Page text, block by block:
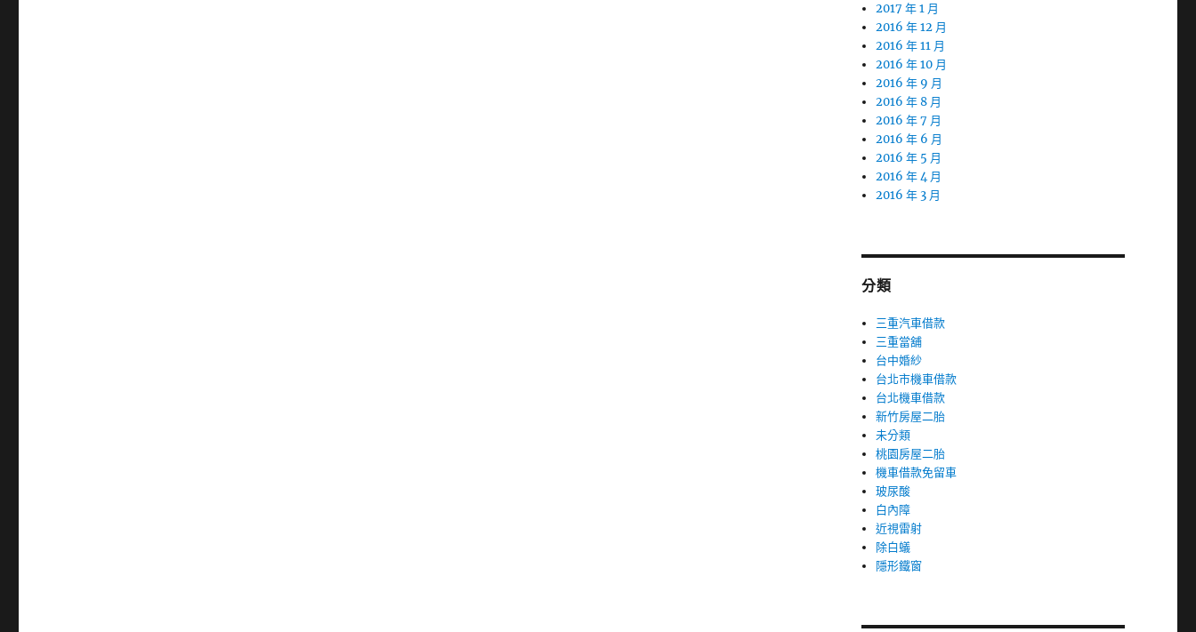
2017 年 1 月
2016 年 12 月
2016 年 11 月
2016 年 10 月
2016 年 9 月
2016 年 8 月
2016 年 7 月
2016 年 6 月
2016 年 5 月
2016 年 4 月
2016 年 3 月
分類
三重汽車借款
三重當舖
台中婚紗
台北市機車借款
台北機車借款
新竹房屋二胎
未分類
桃園房屋二胎
機車借款免留車
玻尿酸
白內障
近視雷射
除白蟻
隱形鐵窗